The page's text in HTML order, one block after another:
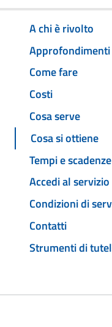
A chi è rivolto
Approfondimenti
Come fare
Costi
Cosa serve
Cosa si ottiene
Tempi e scadenze
Accedi al servizio
Condizioni di
Contatti
Strumenti di